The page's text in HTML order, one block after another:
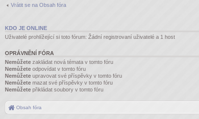
Vrátit se na Obsah fóra
KDO JE ONLINE
Uživatelé prohlížející si toto fórum: Žádní registrovaní uživatelé a 1 host
OPRÁVNĚNÍ FÓRA
Nemůžete zakládat nová témata v tomto fóru
Nemůžete odpovídat v tomto fóru
Nemůžete upravovat své příspěvky v tomto fóru
Nemůžete mazat své příspěvky v tomto fóru
Nemůžete přikládat soubory v tomto fóru
Obsah fóra